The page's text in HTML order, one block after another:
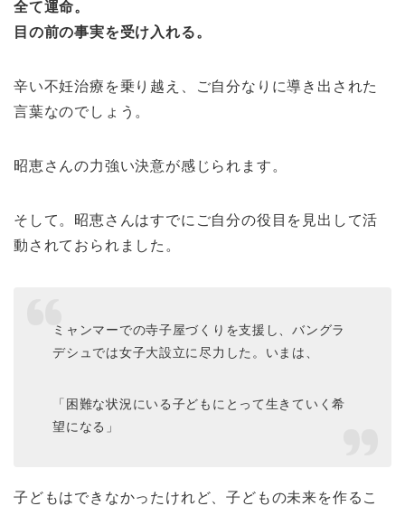
全て運命。
目の前の事実を受け入れる。
辛い不妊治療を乗り越え、ご自分なりに導き出された
言葉なのでしょう。
昭恵さんの力強い決意が感じられます。
そして。昭恵さんはすでにご自分の役目を見出して活
動されておられました。
ミャンマーでの寺子屋づくりを支援し、バングラ
デシュでは女子大設立に尽力した。いまは、
「困難な状況にいる子どもにとって生きていく希
望になる」
子どもはできなかったけれど、子どもの未来を作るこ